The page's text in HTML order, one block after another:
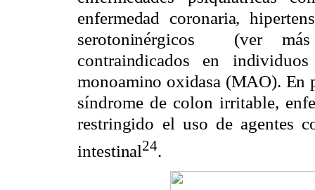
enfermedad coronaria,
serotoninérgicos
(ver
contraindicados en
monoamino oxidasa (MAO). En
síndrome de colon irritable,
restringido el uso de agentes
intestinal24.